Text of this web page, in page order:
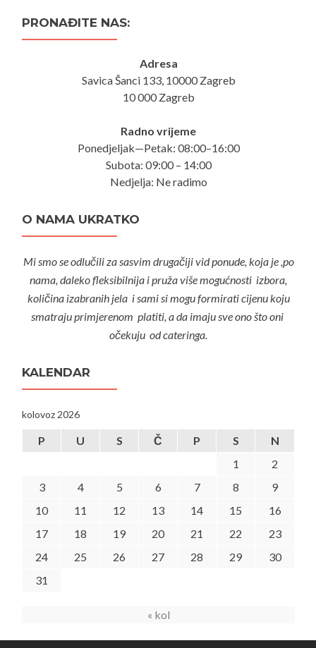
PRONAĐITE NAS:
Adresa
Savica Šanci 133, 10000 Zagreb
10 000 Zagreb
Radno vrijeme
Ponedjeljak—Petak: 08:00–16:00
Subota: 09:00 – 14:00
Nedjelja: Ne radimo
O NAMA UKRATKO
Mi smo se odlučili za sasvim drugačiji vid ponude, koja je ,po
nama, daleko fleksibilnija i pruža više mogućnosti izbora,
količina izabranih jela i sami si mogu formirati cijenu koju
smatraju primjerenom platiti, a da imaju sve ono što oni
očekuju od cateringa.
KALENDAR
kolovoz 2026
P U S Č P S
N
1
2
3
4 5 6 7 8
9
10
11 12 13 14 15
16
17
18 19 20 21 22
23
24
25 26 27 28 29
30
31
« kol